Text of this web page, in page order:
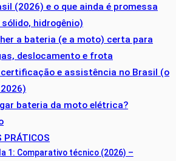
(2026) e o que ainda é promessa
hidrogênio)
a bateria (e a moto) certa para
deslocamento e frota
certificação e assistência no Brasil (o
bateria da moto elétrica?
PRÁTICOS
1: Comparativo técnico (2026) –